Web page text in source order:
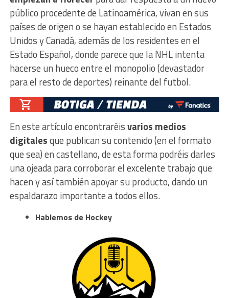
público procedente de Latinoamérica, vivan en sus
países de origen o se hayan establecido en Estados
Unidos y Canadá, además de los residentes en el
Estado Español, donde parece que la NHL intenta
hacerse un hueco entre el monopolio (devastador
para el resto de deportes) reinante del futbol.
En este artículo encontraréisvarios medios
digitalesque publican su contenido (en el formato
que sea) en castellano, de esta forma podréis darles
una ojeada para corroborar el excelente trabajo que
hacen y así también apoyar su producto, dando un
espaldarazo importante a todos ellos.
Hablemos de Hockey